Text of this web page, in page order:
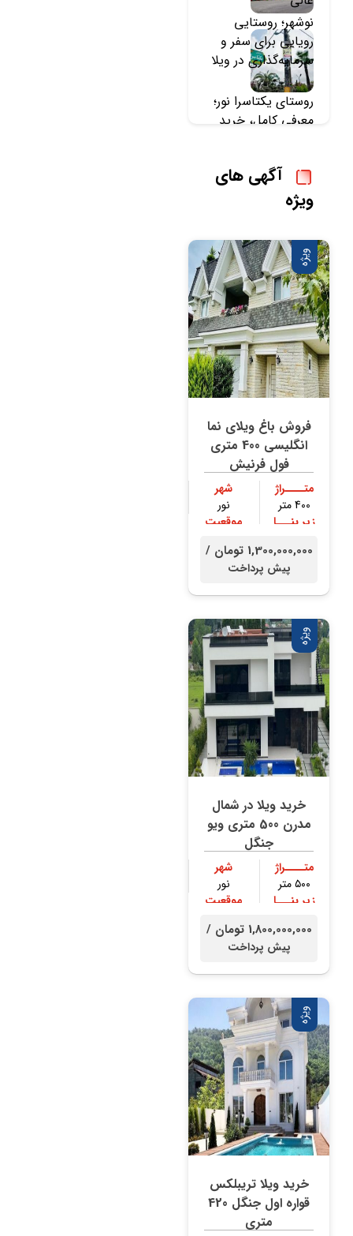
نوشهر؛ روستایی
رویایی برای سفر و
سرمایه‌گذاری در ویلا
روستای یکتاسرا نور؛
معرفی کامل، خرید
آگهی های
ویژه
ویژه
فروش باغ ویلای نما
انگلیسی 400 متری
فول فرنیش
متــــراژ
400 متر
شهر
نور
زیر بنـــا
موقعیت
1,300,000,000 تومان /
پیش پرداخت
ویژه
خرید ویلا در شمال
مدرن 500 متری ویو
جنگل
متــــراژ
۵۰۰ متر
شهر
نور
زیر بنـــا
موقعیت
1,800,000,000 تومان /
پیش پرداخت
ویژه
خرید ویلا تریبلکس
قواره اول جنگل 420
متری